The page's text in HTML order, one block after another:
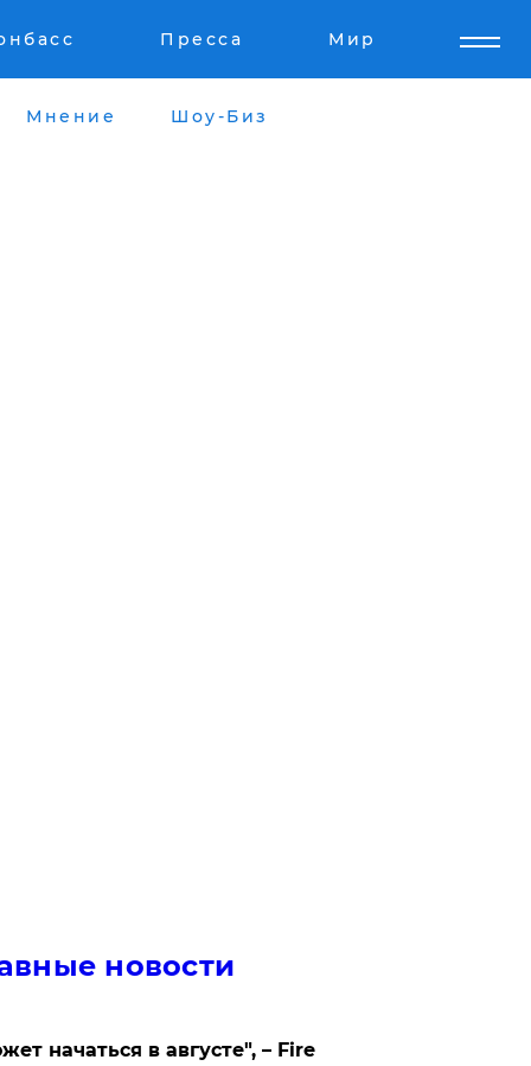
Пресса Мир
Мнение Шоу-Биз
новости
начаться в августе", – Fire